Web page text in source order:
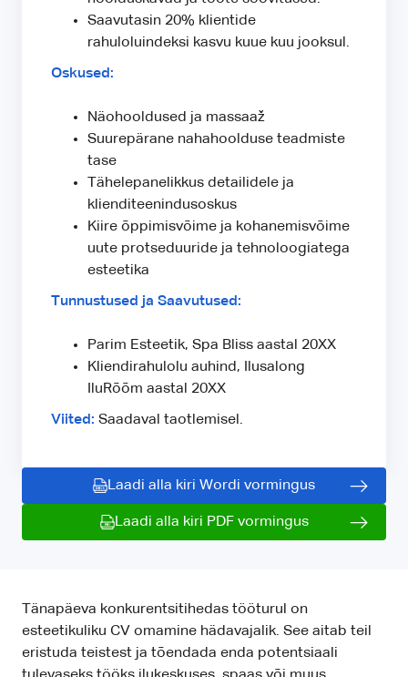
Saavutasin 20% klientide
rahuloluindeksi kasvu kuue kuu jooksul.
Oskused:
Näohooldused ja massaaž
Suurepärane nahahoolduse teadmiste
tase
Tähelepanelikkus detailidele ja
klienditeenindusoskus
Kiire õppimisvõime ja kohanemisvõime
uute protseduuride ja tehnoloogiatega
esteetika
Tunnustused ja Saavutused:
Parim Esteetik, Spa Bliss aastal 20XX
Kliendirahulolu auhind, Ilusalong
IluRõõm aastal 20XX
Viited: Saadaval taotlemisel.
Laadi alla kiri Wordi vormingus
Laadi alla kiri PDF vormingus
Tänapäeva konkurentsitihedas tööturul on
esteetikuliku CV omamine hädavajalik. See aitab teil
eristuda teistest ja tõendada enda potentsiaali